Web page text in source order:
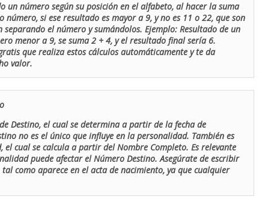
un número según su posición en el alfabeto, al hacer la suma
si ese resultado es mayor a 9, y no es 11 o 22, que son
el número y sumándolos. Ejemplo: Resultado de un
menor a 9, se suma 2 + 4, y el resultado final sería 6.
que realiza estos cálculos automáticamente y te da
valor.
Destino, el cual se determina a partir de la fecha de
no es el único que influye en la personalidad. También es
cual se calcula a partir del Nombre Completo. Es relevante
puede afectar el Número Destino. Asegúrate de escribir
como aparece en el acta de nacimiento, ya que cualquier